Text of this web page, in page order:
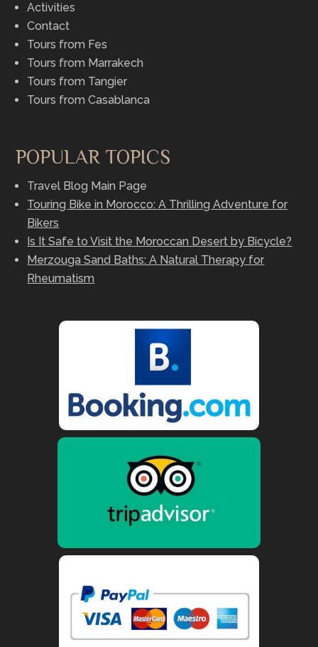
Activities
Contact
Tours from Fes
Tours from Marrakech
Tours from Tangier
Tours from Casablanca
POPULAR TOPICS
Travel Blog Main Page
Touring Bike in Morocco: A Thrilling Adventure for
Bikers
Is It Safe to Visit the Moroccan Desert by Bicycle?
Merzouga Sand Baths: A Natural Therapy for
Rheumatism